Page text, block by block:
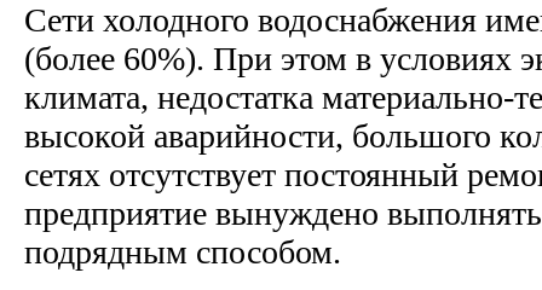
Сети холодного водоснабжения
(более 60%). При этом в условиях
климата, недостатка материально-
высокой аварийности, большого
сетях отсутствует постоянный
предприятие вынуждено
подрядным способом.